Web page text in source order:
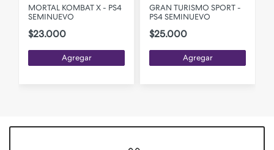
MORTAL KOMBAT X - PS4
SEMINUEVO
$23.000
Agregar
GRAN TURISMO SPORT -
PS4 SEMINUEVO
$25.000
Agregar